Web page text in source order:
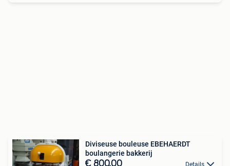
Diviseuse bouleuse EBEHAERDT
boulangerie bakkerij
€ 800,00 Details